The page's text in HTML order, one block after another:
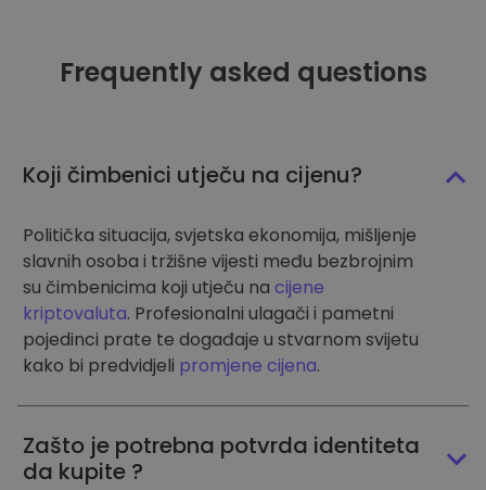
Frequently asked questions
Koji čimbenici utječu na cijenu?
Politička situacija, svjetska ekonomija, mišljenje
slavnih osoba i tržišne vijesti među bezbrojnim
su čimbenicima koji utječu na cijene
kriptovaluta. Profesionalni ulagači i pametni
pojedinci prate te događaje u stvarnom svijetu
kako bi predvidjeli promjene cijena.
Zašto je potrebna potvrda identiteta
da kupite ?